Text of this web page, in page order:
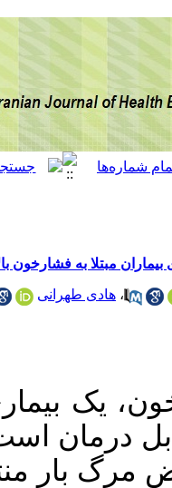
،حبیب الله اسماعیلی
شایع بوده،
عدم درمان
می شود.